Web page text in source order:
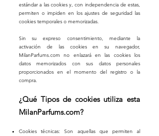
estándar a las cookies y, con independencia de estas,
permiten o impiden en los ajustes de seguridad las
cookies temporales o memorizadas.
Sin su expreso consentimiento, mediante la
activación de las cookies en su navegador,
MilanParfums.com no enlazará en las cookies los
datos memorizados con sus datos personales
proporcionados en el momento del registro o la
compra.
¿Qué Tipos de cookies utiliza esta
MilanParfums.com?
Cookies técnicas: Son aquellas que permiten al